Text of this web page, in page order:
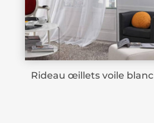
Rideau œillets voile blanc